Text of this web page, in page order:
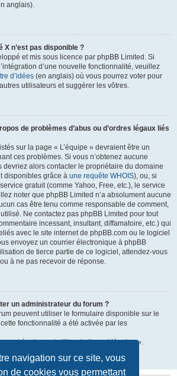
navigation sur ce site, vous
de cookies vous permettant
anglais).
X n’est pas disponible ?
et mis sous licence par phpBB Limited. Si
d’une nouvelle fonctionnalité, veuillez
d’idées (en anglais) où vous pourrez voter pour
utilisateurs et suggérer les vôtres.
de problèmes d’abus ou d’ordres légaux liés
sur la page « L’équipe » devraient être un
ces problèmes. Si vous n’obtenez aucune
devriez alors contacter le propriétaire du domaine
disponibles grâce à une requête WHOIS), ou, si
gratuit (comme Yahoo, Free, etc.), le service
noter que phpBB Limited n’a absolument aucune
cas être tenu comme responsable de comment,
Ne contactez pas phpBB Limited pour tout
incessant, insultant, diffamatoire, etc.) qui
avec le site internet de phpBB.com ou le logiciel
envoyez un courrier électronique à phpBB
de tierce partie de ce logiciel, attendez-vous
à ne pas recevoir de réponse.
un administrateur du forum ?
peuvent utiliser le formulaire disponible sur le
fonctionnalité a été activée par les
également utiliser le lien « L’équipe ».